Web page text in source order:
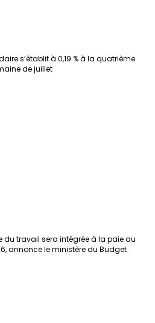
s’établit à 0,19 % à la quatrième
de juillet
du travail sera intégrée à la paie au
annonce le ministère du Budget